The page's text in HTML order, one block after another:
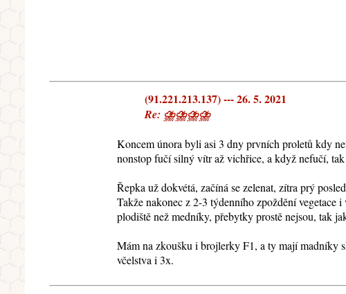
(91.221.213.137) --- 26. 5. 2021
Re: ⛈⛈⛈⛈
Koncem února byli asi 3 dny prvních proletů kdy
nonstop fučí silný vítr až vichřice, a když nefučí,
Řepka už dokvétá, začíná se zelenat, zítra prý
Takže nakonec z 2-3 týdenního zpoždění
plodiště než medníky, přebytky prostě nejsou, tak
Mám na zkoušku i brojlerky F1, a ty mají madníky
včelstva i 3x.